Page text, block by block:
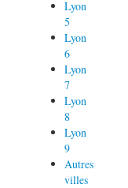
Lyon
5
Lyon
6
Lyon
7
Lyon
8
Lyon
9
Autres
villes